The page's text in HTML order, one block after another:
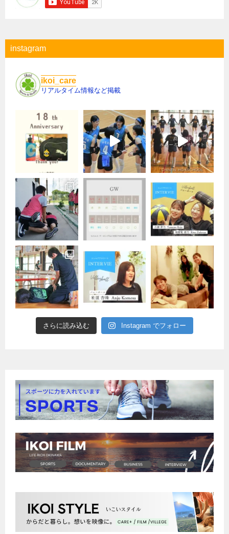
instagram
ikoi_care
リアルタイム情報など掲載
さらに読み込む Instagram でフォロー